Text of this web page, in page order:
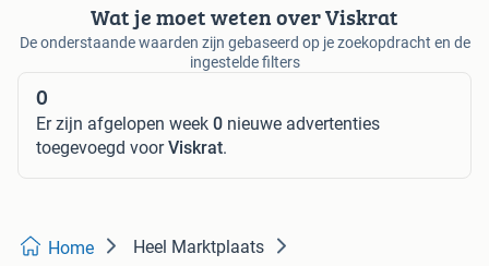
Wat je moet weten over Viskrat
De onderstaande waarden zijn gebaseerd op je zoekopdracht en de
ingestelde filters
0
Er zijn afgelopen week 0 nieuwe advertenties
toegevoegd voorViskrat.
Home Heel Marktplaats